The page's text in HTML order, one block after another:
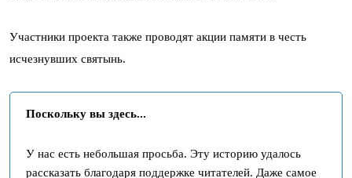
Участники проекта также проводят акции памяти в честь
исчезнувших святынь.
Поскольку вы здесь...
У нас есть небольшая просьба. Эту историю удалось
рассказать благодаря поддержке читателей. Даже самое